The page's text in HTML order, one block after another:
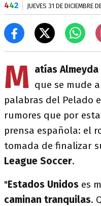
442 JUEVES 31 DE DICIEMBRE
M atías Almeyda
que se mude a
palabras del Pelado
rumores que por
prensa española: el
tomada de finalizar
League Soccer.
"Estados Unidos es
caminan tranquilas.